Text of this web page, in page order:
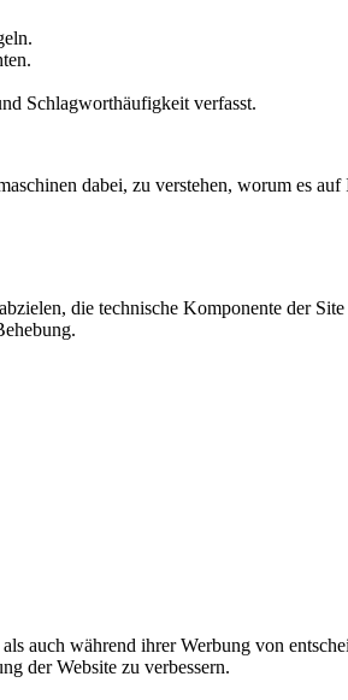
Schlagworthäufigkeit verfasst.
dabei, zu verstehen, worum es
die technische Komponente der
auch während ihrer Werbung von
der Website zu verbessern.